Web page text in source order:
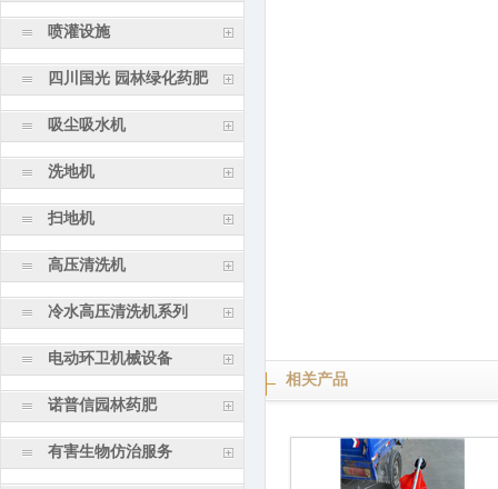
喷灌设施
四川国光 园林绿化药肥
吸尘吸水机
洗地机
扫地机
高压清洗机
冷水高压清洗机系列
电动环卫机械设备
诺普信园林药肥
有害生物仿治服务
相关产品